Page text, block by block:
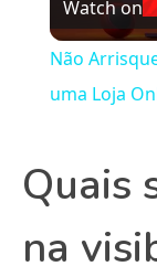
Watch on
Não
uma Loja
Quais
na